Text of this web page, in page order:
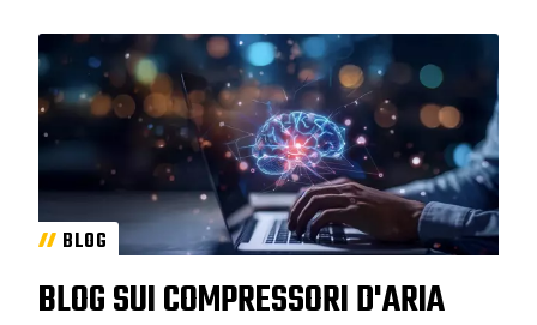
BLOG
BLOG SUI COMPRESSORI D'ARIA